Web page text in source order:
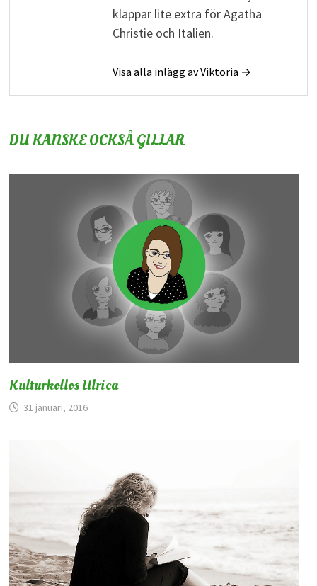
klappar lite extra för Agatha
Christie och Italien.
Visa alla inlägg av Viktoria →
DU KANSKE OCKSÅ GILLAR
Kulturkollos Ulrica
31 januari, 2016